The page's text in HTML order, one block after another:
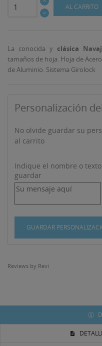
AL CARRITO
La conocida y clásica
tamaños de hoja. Hoja de
de Aluminio. Sistema Girolock
Personalización
No olvide guardar su
al carrito
Indique el nombre o
guardar
GUARDAR
Reviews by Revi
MI LISTA DE
((TITLE))
INICIAR SESIÓN